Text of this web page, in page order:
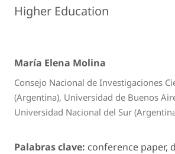
Higher Education
María Elena Molina
Consejo Nacional de Investigaciones
(Argentina), Universidad de Buenos
Universidad Nacional del Sur
Palabras clave: conference paper,